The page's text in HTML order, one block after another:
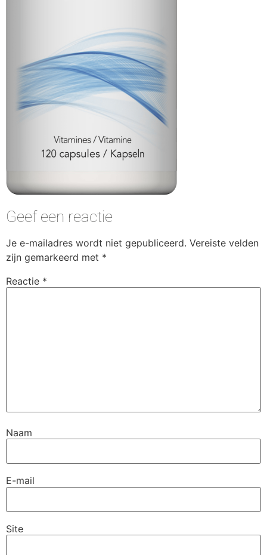
Geef een reactie
Je e-mailadres wordt niet gepubliceerd. Vereiste velden
zijn gemarkeerd met *
Reactie *
Naam
E-mail
Site